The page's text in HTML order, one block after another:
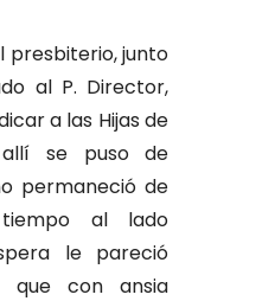
presbiterio, junto
al P. Director,
a las Hijas de
se puso de
permaneció de
al lado
le pareció
que con ansia